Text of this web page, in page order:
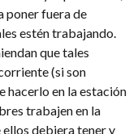
poner fuera de
estén trabajando.
que tales
(si son
hacerlo en la estación
trabajen en la
ellos debiera tener y